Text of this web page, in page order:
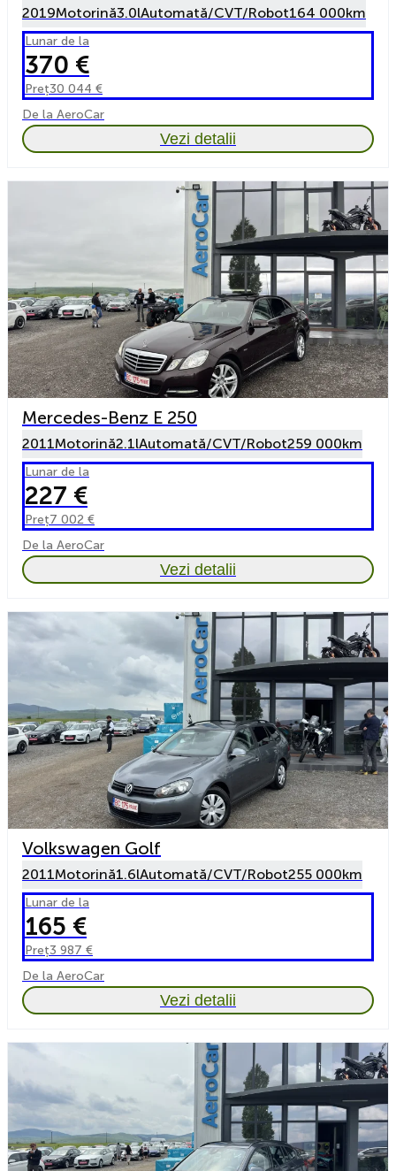
2019Motorină3.0lAutomată/CVT/Robot164 000km
Lunar de la
370 €
Preț30 044 €
De la AeroCar
Vezi detalii
Mercedes-Benz E 250
2011Motorină2.1lAutomată/CVT/Robot259 000km
Lunar de la
227 €
Preț7 002 €
De la AeroCar
Vezi detalii
Volkswagen Golf
2011Motorină1.6lAutomată/CVT/Robot255 000km
Lunar de la
165 €
Preț3 987 €
De la AeroCar
Vezi detalii